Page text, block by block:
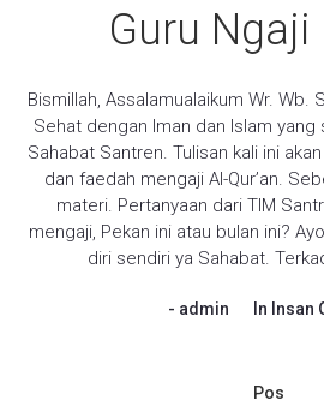
Guru Ngaji
Bismillah, Assalamualaikum Wr. Wb.
Sehat dengan Iman dan Islam
Sahabat Santren. Tulisan kali ini
dan faedah mengaji Al-Qur’an.
materi. Pertanyaan dari TIM
mengaji, Pekan ini atau bulan ini?
diri sendiri ya Sahabat.
admin In Insan
Pos